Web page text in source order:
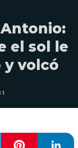
el sol le
y volcó